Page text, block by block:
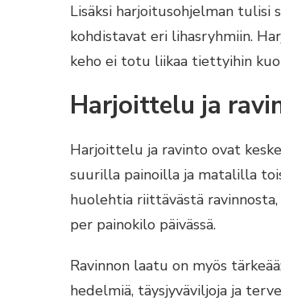
Lisäksi harjoitusohjelman tulisi
kohdistavat eri lihasryhmiin.
keho ei totu liikaa tiettyihin
Harjoittelu ja
Harjoittelu ja ravinto ovat
suurilla painoilla ja matalilla
huolehtia riittävästä
per painokilo päivässä.
Ravinnon laatu on myös
hedelmiä, täysjyväviljoja ja